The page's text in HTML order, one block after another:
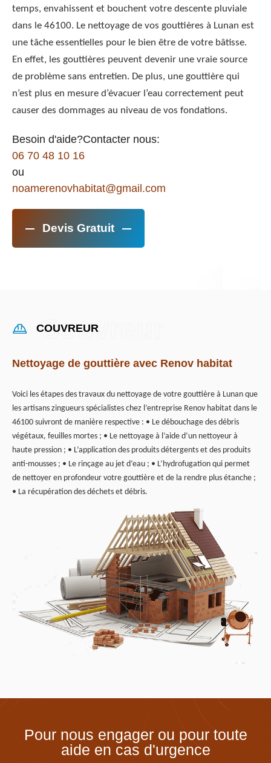
temps, envahissent et bouchent votre descente pluviale
dans le 46100. Le nettoyage de vos gouttières à Lunan est
une tâche essentielles pour le bien être de votre bâtisse.
En effet, les gouttières peuvent devenir une vraie source
de problème sans entretien. De plus, une gouttière qui
n’est plus en mesure d’évacuer l’eau correctement peut
causer des dommages au niveau de vos fondations.
Besoin d'aide?Contacter nous:
06 70 48 10 16
ou
noamerenovhabitat@gmail.com
Devis Gratuit
COUVREUR
Nettoyage de gouttière avec Renov habitat
Voici les étapes des travaux du nettoyage de votre gouttière à Lunan que
les artisans zingueurs spécialistes chez l’entreprise Renov habitat dans le
46100 suivront de manière respective : • Le débouchage des débris
végétaux, feuilles mortes ; • Le nettoyage à l’aide d’un nettoyeur à
haute pression ; • L’application des produits détergents et des produits
anti-mousses ; • Le rinçage au jet d’eau ; • L’hydrofugation qui permet
de nettoyer en profondeur votre gouttière et de la rendre plus étanche ;
• La récupération des déchets et débris.
Pour nous engager ou pour toute
aide en cas d'urgence